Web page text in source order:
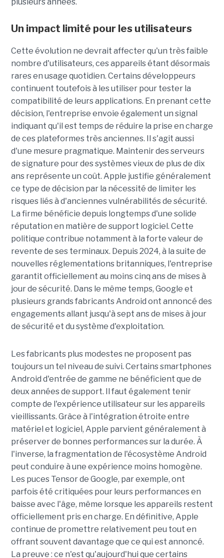
Un impact limité pour les utilisateurs
Cette évolution ne devrait affecter qu'un très faible
nombre d'utilisateurs, ces appareils étant désormais
rares en usage quotidien. Certains développeurs
continuent toutefois à les utiliser pour tester la
compatibilité de leurs applications. En prenant cette
décision, l'entreprise envoie également un signal
indiquant qu'il est temps de réduire la prise en charge
de ces plateformes très anciennes. Il s'agit aussi
d'une mesure pragmatique. Maintenir des serveurs
de signature pour des systèmes vieux de plus de dix
ans représente un coût. Apple justifie généralement
ce type de décision par la nécessité de limiter les
risques liés à d'anciennes vulnérabilités de sécurité.
La firme bénéficie depuis longtemps d'une solide
réputation en matière de support logiciel. Cette
politique contribue notamment à la forte valeur de
revente de ses terminaux. Depuis 2024, à la suite de
nouvelles réglementations britanniques, l'entreprise
garantit officiellement au moins cinq ans de mises à
jour de sécurité. Dans le même temps, Google et
plusieurs grands fabricants Android ont annoncé des
engagements allant jusqu'à sept ans de mises à jour
de sécurité et du système d'exploitation.
Les fabricants plus modestes ne proposent pas
toujours un tel niveau de suivi. Certains smartphones
Android d'entrée de gamme ne bénéficient que de
deux années de support. Il faut également tenir
compte de l'expérience utilisateur sur les appareils
vieillissants. Grâce à l'intégration étroite entre
matériel et logiciel, Apple parvient généralement à
préserver de bonnes performances sur la durée. À
l'inverse, la fragmentation de l'écosystème Android
peut conduire à une expérience moins homogène.
Les puces Tensor de Google, par exemple, ont
parfois été critiquées pour leurs performances en
baisse avec l'âge, même lorsque les appareils restent
officiellement pris en charge. En définitive, Apple
continue de promettre relativement peu tout en
offrant souvent davantage que ce qui est annoncé.
La preuve : ce n'est qu'aujourd'hui que certains